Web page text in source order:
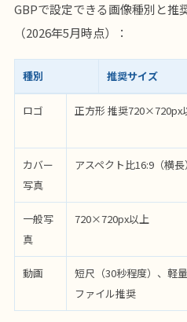
GBPで設定できる画像種別と推
（2026年5月時点）：
種別 推奨サイズ
ロゴ 正方形 推奨720×720px
カバー
写真
アスペクト比16:9（横長）
一般写
真
720×720px以上
動画
短尺（30秒程度）、軽量
ファイル推奨